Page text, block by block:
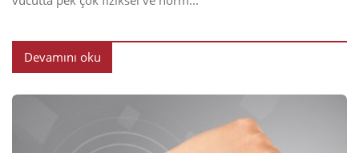
Devamını oku